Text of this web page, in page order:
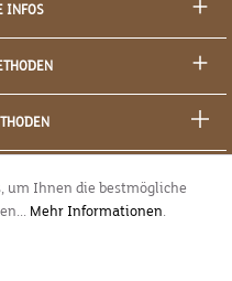
INFOS
um Ihnen die bestmögliche
Mehr Informationen.